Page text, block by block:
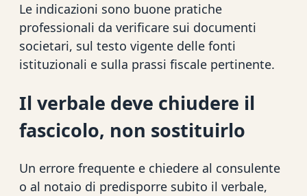
Le indicazioni sono buone pratiche
professionali da verificare sui documenti
societari, sul testo vigente delle fonti
istituzionali e sulla prassi fiscale pertinente.
Il verbale deve chiudere il
fascicolo, non sostituirlo
Un errore frequente e chiedere al consulente
o al notaio di predisporre subito il verbale,